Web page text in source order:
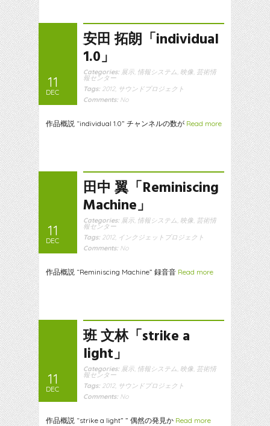
11
DEC
安田 拓朗「individual
1.0」
Categories: 展示 情報システム 映像 芸術情
報センター
Tags: 2012, サウンドプロジェクト
Comments: No
作品概説 “individual 1.0” チャンネルの数が Read more
11
DEC
田中 翼「Reminiscing
Machine」
Categories: 展示 情報システム 映像 芸術情
報センター
Tags: 2012, インクジェットプロジェクト
Comments: No
作品概説 “Reminiscing Machine” 録音音 Read more
11
DEC
班 文林「strike a
light」
Categories: 展示 情報システム 映像 芸術情
報センター
Tags: 2012, サウンドプロジェクト
Comments: No
作品概説 “strike a light” ” 偶然の発見か Read more